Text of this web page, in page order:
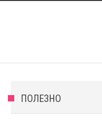
ПОЛЕЗНО